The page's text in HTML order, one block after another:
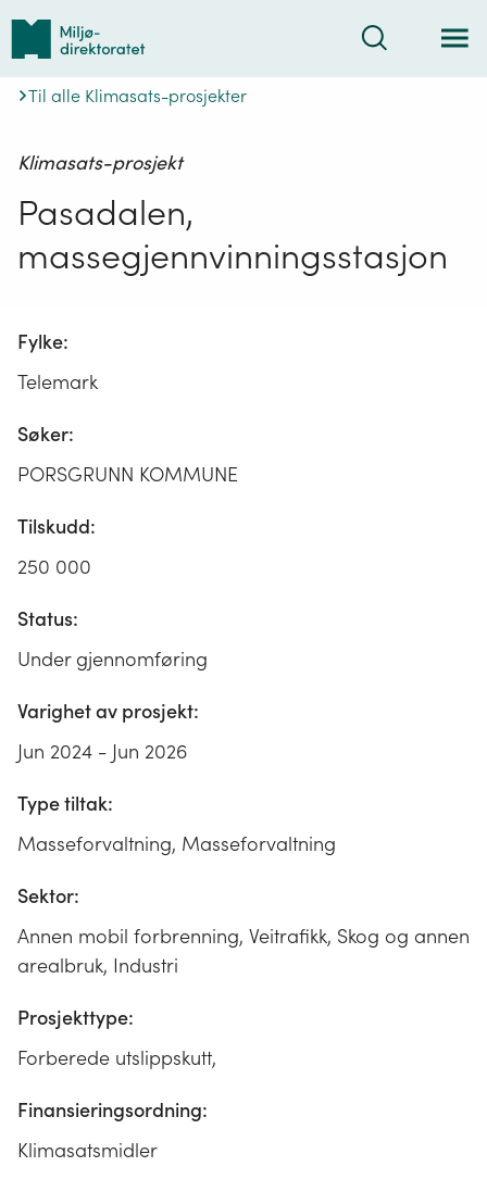
Tilbake
forsiden
Søk
Til alle Klimasats-prosjekter
Klimasats-prosjekt
Pasadalen,
massegjennvinningsstasjon
Fylke:
Telemark
Søker:
PORSGRUNN KOMMUNE
Tilskudd:
250 000
Status:
Under gjennomføring
Varighet av prosjekt:
Jun 2024 - Jun 2026
Type tiltak:
Masseforvaltning, Masseforvaltning
Sektor:
Annen mobil forbrenning, Veitrafikk, Skog og annen
arealbruk, Industri
Prosjekttype:
Forberede utslippskutt,
Finansieringsordning:
Klimasatsmidler